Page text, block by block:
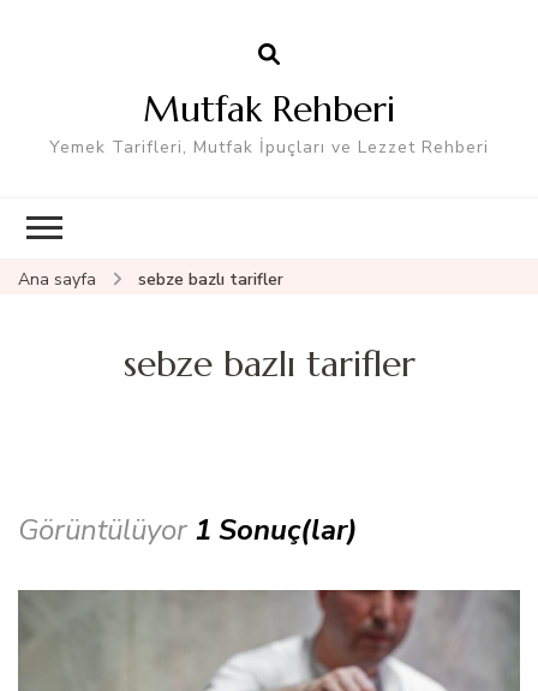
Mutfak Rehberi
Yemek Tarifleri, Mutfak İpuçları ve Lezzet Rehberi
Ana sayfa sebze bazlı tarifler
sebze bazlı tarifler
Görüntülüyor 1 Sonuç(lar)